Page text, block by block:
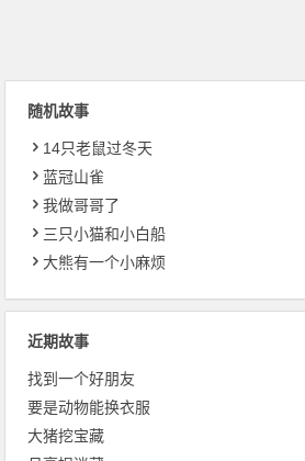
随机故事
14只老鼠过冬天
蓝冠山雀
我做哥哥了
三只小猫和小白船
大熊有一个小麻烦
近期故事
找到一个好朋友
要是动物能换衣服
大猪挖宝藏